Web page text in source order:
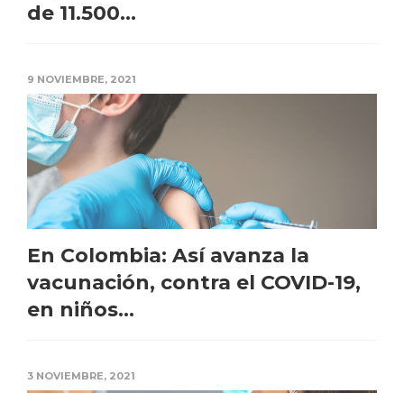
de 11.500...
9 NOVIEMBRE, 2021
En Colombia: Así avanza la
vacunación, contra el COVID-19,
en niños...
3 NOVIEMBRE, 2021